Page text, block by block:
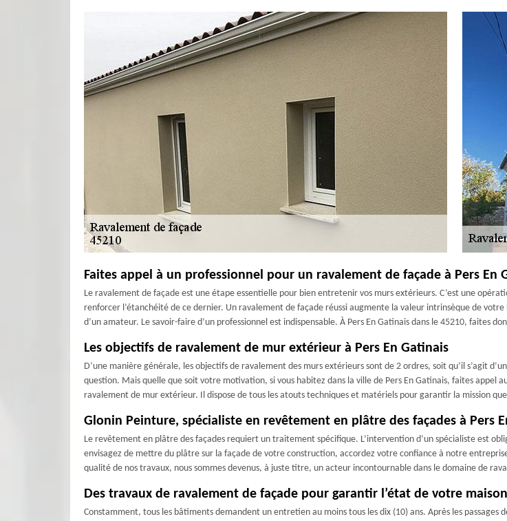
Faites appel à un professionnel pour un ravalement de façade à Pers En
Le ravalement de façade est une étape essentielle pour bien entretenir vos murs extérieurs. C’est une
renforcer l’étanchéité de ce dernier. Un ravalement de façade réussi augmente la valeur intrinsèque de
d’un amateur. Le savoir-faire d’un professionnel est indispensable. À Pers En Gatinais dans le 45210, faites
Les objectifs de ravalement de mur extérieur à Pers En Gatinais
D’une manière générale, les objectifs de ravalement des murs extérieurs sont de 2 ordres, soit qu’il s’agit
question. Mais quelle que soit votre motivation, si vous habitez dans la ville de Pers En Gatinais, faites
ravalement de mur extérieur. Il dispose de tous les atouts techniques et matériels pour garantir la mission
Glonin Peinture, spécialiste en revêtement en plâtre des façades à Pers
Le revêtement en plâtre des façades requiert un traitement spécifique. L’intervention d’un spécialiste est
envisagez de mettre du plâtre sur la façade de votre construction, accordez votre confiance à notre
qualité de nos travaux, nous sommes devenus, à juste titre, un acteur incontournable dans le domaine de
Des travaux de ravalement de façade pour garantir l’état de votre
Constamment, tous les bâtiments demandent un entretien au moins tous les dix (10) ans. Après les